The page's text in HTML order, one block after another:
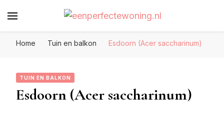
Home Tuin en balkon Esdoorn (Acer saccharinum)
TUIN EN BALKON
Esdoorn (Acer saccharinum)